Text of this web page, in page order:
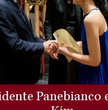
Panebianco